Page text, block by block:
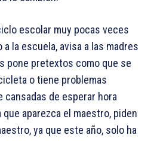
escolar muy pocas veces
la escuela, avisa a las madres
pone pretextos como que se
o tiene problemas
cansadas de esperar hora
aparezca el maestro, piden
ya que este año, solo ha